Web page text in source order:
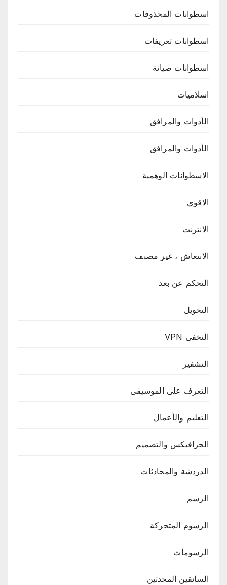
اسطوانات المحذوفات
اسطوانات تعريفات
اسطوانات صيانة
اسلاميات
الأدوات والمرافق
الأدوات والمرافق
الاسطوانات الوهمية
الاقوي
الانترنت
الانتعاش ، غير مصنف
التحكم عن بعد
التحويل
التخفى VPN
التشفير
التعرف على الموسيقى
التعليم والأعمال
الجرافيكس والتصميم
الدردشة والمحادثات
الرسم
الرسوم المتحركة
الرسومات
السائقين المحدثين